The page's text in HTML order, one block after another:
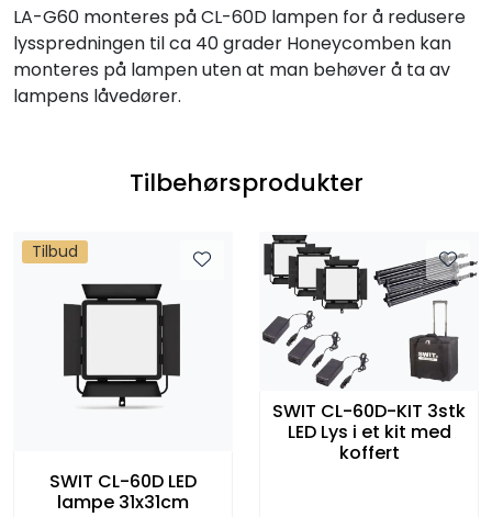
LA-G60 monteres på CL-60D lampen for å redusere
lysspredningen til ca 40 grader Honeycomben kan
monteres på lampen uten at man behøver å ta av
lampens låvedører.
Tilbehørsprodukter
Tilbud
SWIT CL-60D LED
lampe 31x31cm
SWIT CL-60D-KIT 3stk
LED Lys i et kit med
koffert